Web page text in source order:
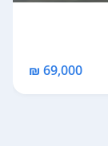
69,000 ₪